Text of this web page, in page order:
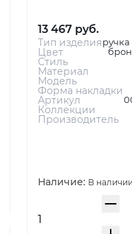
13 467 руб.
Тип изделияручка
Цвет
Стиль
Материал
Модель
Форма накладки
Артикул
Коллекции
Производитель
Наличие: В наличии